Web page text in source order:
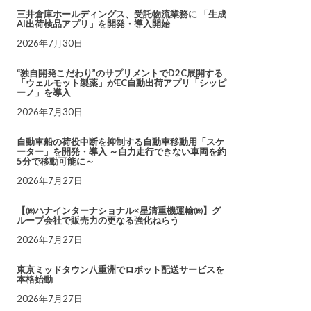
三井倉庫ホールディングス、受託物流業務に 「生成
AI出荷検品アプリ」を開発・導入開始
2026年7月30日
“独自開発こだわり”のサプリメントでD2C展開する
「ウェルモット製薬」がEC自動出荷アプリ「シッピ
ーノ」を導入
2026年7月30日
自動車船の荷役中断を抑制する自動車移動用「スケ
ーター」を開発・導入 ～自力走行できない車両を約
5分で移動可能に～
2026年7月27日
【㈱ハナインターナショナル×星清重機運輸㈱】グ
ループ会社で販売力の更なる強化ねらう
2026年7月27日
東京ミッドタウン八重洲でロボット配送サービスを
本格始動
2026年7月27日